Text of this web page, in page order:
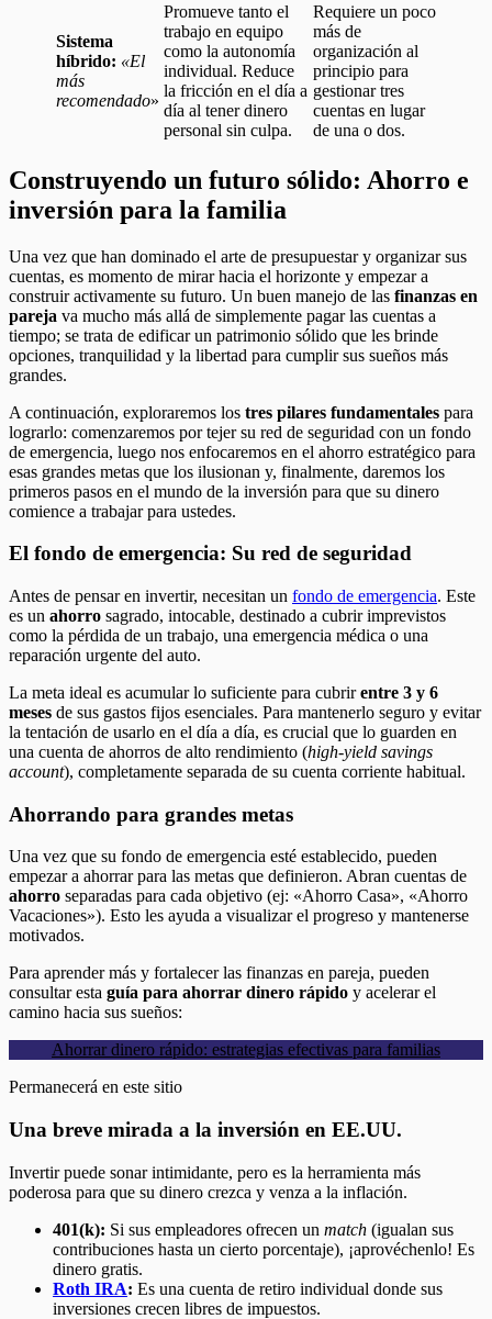
Sistema
híbrido: «El
más
recomendado»
Promueve tanto el
trabajo en equipo
como la autonomía
individual. Reduce
la fricción en el día a
día al tener dinero
personal sin culpa.
Requiere un poco
más de
organización al
principio para
gestionar tres
cuentas en lugar
de una o dos.
Construyendo un futuro sólido: Ahorro e
inversión para la familia
Una vez que han dominado el arte de presupuestar y organizar sus
cuentas, es momento de mirar hacia el horizonte y empezar a
construir activamente su futuro. Un buen manejo de las finanzas en
pareja va mucho más allá de simplemente pagar las cuentas a
tiempo; se trata de edificar un patrimonio sólido que les brinde
opciones, tranquilidad y la libertad para cumplir sus sueños más
grandes.
A continuación, exploraremos los tres pilares fundamentales para
lograrlo: comenzaremos por tejer su red de seguridad con un fondo
de emergencia, luego nos enfocaremos en el ahorro estratégico para
esas grandes metas que los ilusionan y, finalmente, daremos los
primeros pasos en el mundo de la inversión para que su dinero
comience a trabajar para ustedes.
El fondo de emergencia: Su red de seguridad
Antes de pensar en invertir, necesitan un fondo de emergencia. Este
es un ahorro sagrado, intocable, destinado a cubrir imprevistos
como la pérdida de un trabajo, una emergencia médica o una
reparación urgente del auto.
La meta ideal es acumular lo suficiente para cubrirentre 3 y 6
meses de sus gastos fijos esenciales. Para mantenerlo seguro y evitar
la tentación de usarlo en el día a día, es crucial que lo guarden en
una cuenta de ahorros de alto rendimiento (high-yield savings
account), completamente separada de su cuenta corriente habitual.
Ahorrando para grandes metas
Una vez que su fondo de emergencia esté establecido, pueden
empezar a ahorrar para las metas que definieron. Abran cuentas de
ahorro separadas para cada objetivo (ej: «Ahorro Casa», «Ahorro
Vacaciones»). Esto les ayuda a visualizar el progreso y mantenerse
motivados.
Para aprender más y fortalecer las finanzas en pareja, pueden
consultar esta guía para ahorrar dinero rápido y acelerar el
camino hacia sus sueños:
Ahorrar dinero rápido: estrategias efectivas para familias
Permanecerá en este sitio
Una breve mirada a la inversión en EE.UU.
Invertir puede sonar intimidante, pero es la herramienta más
poderosa para que su dinero crezca y venza a la inflación.
401(k): Si sus empleadores ofrecen un match (igualan sus
contribuciones hasta un cierto porcentaje), ¡aprovéchenlo! Es
dinero gratis.
Roth IRA: Es una cuenta de retiro individual donde sus
inversiones crecen libres de impuestos.